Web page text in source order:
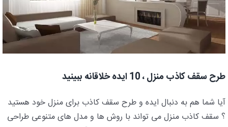
طرح سقف کاذب منزل ، 10 ایده خلاقانه ببینید
آیا شما هم به دنبال ایده و طرح سقف کاذب برای منزل خود هستید
؟ سقف کاذب منزل می تواند با روش ها و مدل های متنوعی طراحی